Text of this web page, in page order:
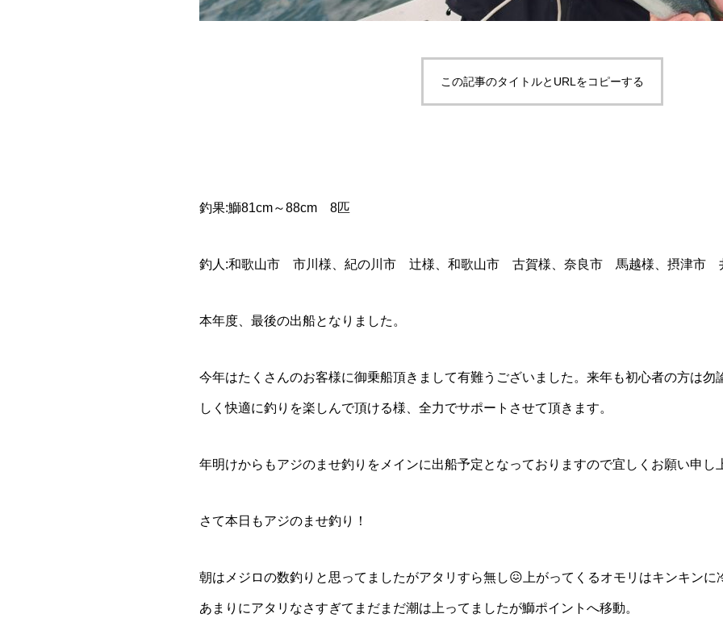
この記事のタイトルとURLをコピーする
釣果:鰤81cm～88cm 8匹
釣人:和歌山市 市川様、紀の川市 辻様、和歌山市 古賀様、奈良市 馬越様、摂津市
本年度、最後の出船となりました。
今年はたくさんのお客様に御乗船頂きまして有難うございました。来年も初心者の方は勿
しく快適に釣りを楽しんで頂ける様、全力でサポートさせて頂きます。
年明けからもアジのませ釣りをメインに出船予定となっておりますので宜しくお願い申し
さて本日もアジのませ釣り！
朝はメジロの数釣りと思ってましたがアタリすら無し😖上がってくるオモリはキンキンに
あまりにアタリなさすぎてまだまだ潮は上ってましたが鰤ポイントへ移動。